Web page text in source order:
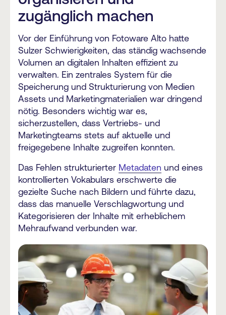
zugänglich machen
Vor der Einführung von Fotoware Alto hatte
Sulzer Schwierigkeiten, das ständig wachsende
Volumen an digitalen Inhalten effizient zu
verwalten. Ein zentrales System für die
Speicherung und Strukturierung von Medien
Assets und Marketingmaterialien war dringend
nötig. Besonders wichtig war es,
sicherzustellen, dass Vertriebs- und
Marketingteams stets auf aktuelle und
freigegebene Inhalte zugreifen konnten.
Das Fehlen strukturierter Metadaten und eines
kontrollierten Vokabulars erschwerte die
gezielte Suche nach Bildern und führte dazu,
dass das manuelle Verschlagwortung und
Kategorisieren der Inhalte mit erheblichem
Mehraufwand verbunden war.